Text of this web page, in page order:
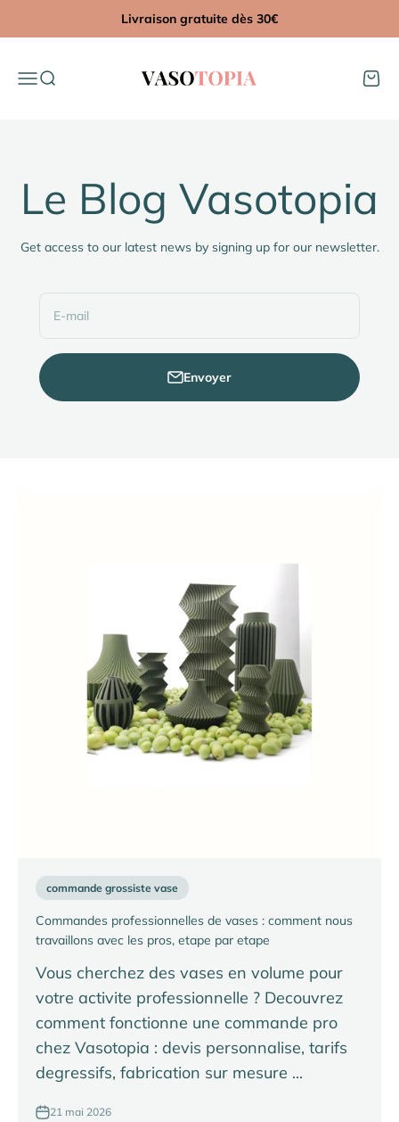
Livraison gratuite dès 30€
MenuRecherche
Panier
Le Blog Vasotopia
Get access to our latest news by signing up for our newsletter.
E-mail
Envoyer
commande grossiste vase
Commandes professionnelles de vases : comment nous
travaillons avec les pros, etape par etape
Vous cherchez des vases en volume pour
votre activite professionnelle ? Decouvrez
comment fonctionne une commande pro
chez Vasotopia : devis personnalise, tarifs
degressifs, fabrication sur mesure ...
21 mai 2026